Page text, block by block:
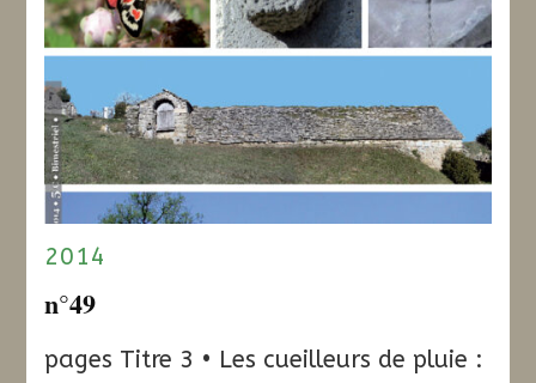
2014
n°49
pages Titre 3 • Les cueilleurs de pluie :